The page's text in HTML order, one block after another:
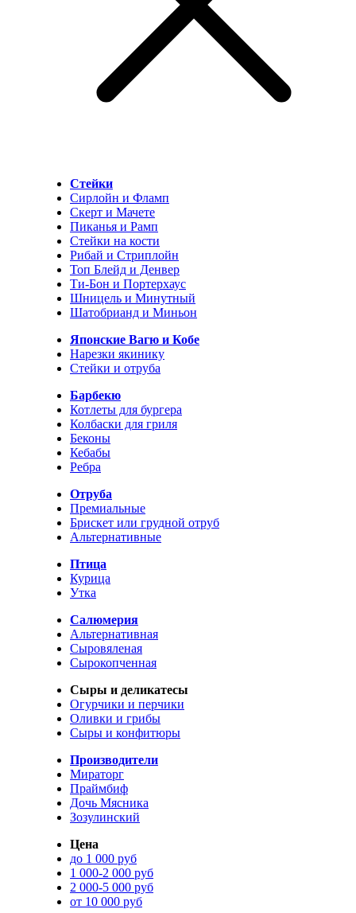
Стейки
Сирлойн и Фламп
Скерт и Мачете
Пиканья и Рамп
Стейки на кости
Рибай и Стриплойн
Топ Блейд и Денвер
Ти-Бон и Портерхаус
Шницель и Минутный
Шатобрианд и Миньон
Японские Вагю и Кобе
Нарезки якинику
Стейки и отруба
Барбекю
Котлеты для бургера
Колбаски для гриля
Беконы
Кебабы
Ребра
Отруба
Премиальные
Брискет или грудной отруб
Альтернативные
Птица
Курица
Утка
Салюмерия
Альтернативная
Сыровяленая
Сырокопченная
Сыры и деликатесы
Огурчики и перчики
Оливки и грибы
Сыры и конфитюры
Производители
Мираторг
Праймбиф
Дочь Мясника
Зозулинский
Цена
до 1 000 руб
1 000-2 000 руб
2 000-5 000 руб
от 10 000 руб